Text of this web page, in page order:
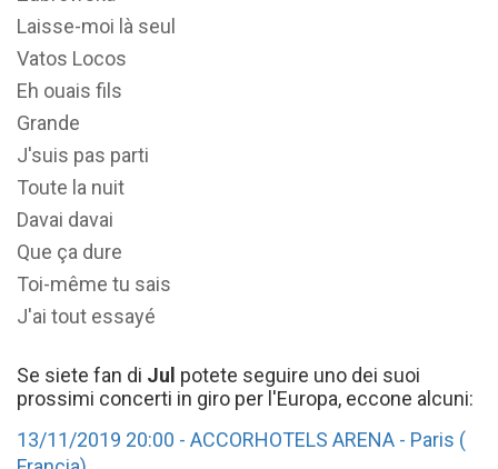
Laisse-moi là seul
Vatos Locos
Eh ouais fils
Grande
J'suis pas parti
Toute la nuit
Davai davai
Que ça dure
Toi-même tu sais
J'ai tout essayé
Se siete fan di Jul potete seguire uno dei suoi
prossimi concerti in giro per l'Europa, eccone alcuni:
13/11/2019 20:00 - ACCORHOTELS ARENA - Paris (